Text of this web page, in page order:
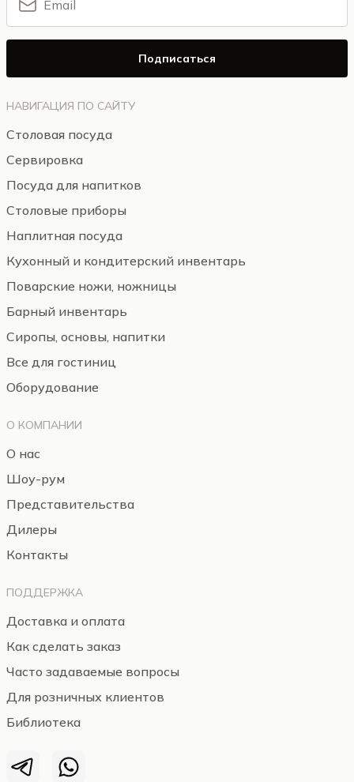
НАВИГАЦИЯ ПО САЙТУ
Столовая посуда
Сервировка
Посуда для напитков
Столовые приборы
Наплитная посуда
Кухонный и кондитерский инвентарь
Поварские ножи, ножницы
Барный инвентарь
Сиропы, основы, напитки
Все для гостиниц
Оборудование
О КОМПАНИИ
О нас
Шоу-рум
Представительства
Дилеры
Контакты
ПОДДЕРЖКА
Доставка и оплата
Как сделать заказ
Часто задаваемые вопросы
Для розничных клиентов
Библиотека
Подписаться